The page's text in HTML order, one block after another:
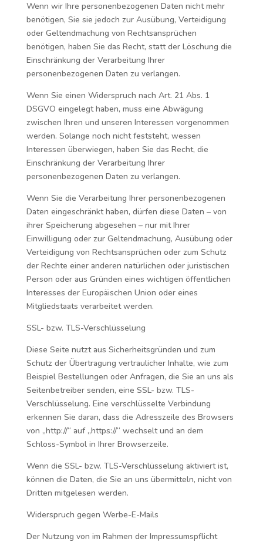
Wenn wir Ihre personenbezogenen Daten nicht mehr
benötigen, Sie sie jedoch zur Ausübung, Verteidigung
oder Geltendmachung von Rechtsansprüchen
benötigen, haben Sie das Recht, statt der Löschung die
Einschränkung der Verarbeitung Ihrer
personenbezogenen Daten zu verlangen.
Wenn Sie einen Widerspruch nach Art. 21 Abs. 1
DSGVO eingelegt haben, muss eine Abwägung
zwischen Ihren und unseren Interessen vorgenommen
werden. Solange noch nicht feststeht, wessen
Interessen überwiegen, haben Sie das Recht, die
Einschränkung der Verarbeitung Ihrer
personenbezogenen Daten zu verlangen.
Wenn Sie die Verarbeitung Ihrer personenbezogenen
Daten eingeschränkt haben, dürfen diese Daten – von
ihrer Speicherung abgesehen – nur mit Ihrer
Einwilligung oder zur Geltendmachung, Ausübung oder
Verteidigung von Rechtsansprüchen oder zum Schutz
der Rechte einer anderen natürlichen oder juristischen
Person oder aus Gründen eines wichtigen öffentlichen
Interesses der Europäischen Union oder eines
Mitgliedstaats verarbeitet werden.
SSL- bzw. TLS-Verschlüsselung
Diese Seite nutzt aus Sicherheitsgründen und zum
Schutz der Übertragung vertraulicher Inhalte, wie zum
Beispiel Bestellungen oder Anfragen, die Sie an uns als
Seitenbetreiber senden, eine SSL- bzw. TLS-
Verschlüsselung. Eine verschlüsselte Verbindung
erkennen Sie daran, dass die Adresszeile des Browsers
von „http://“ auf „https://“ wechselt und an dem
Schloss-Symbol in Ihrer Browserzeile.
Wenn die SSL- bzw. TLS-Verschlüsselung aktiviert ist,
können die Daten, die Sie an uns übermitteln, nicht von
Dritten mitgelesen werden.
Widerspruch gegen Werbe-E-Mails
Der Nutzung von im Rahmen der Impressumspflicht